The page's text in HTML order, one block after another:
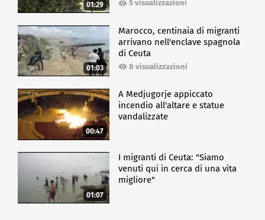
01:29 5 visualizzazioni
01:03
Marocco, centinaia di migranti
arrivano nell'enclave spagnola
di Ceuta
8 visualizzazioni
00:47
A Medjugorje appiccato
incendio all'altare e statue
vandalizzate
01:07
I migranti di Ceuta: "Siamo
venuti qui in cerca di una vita
migliore"